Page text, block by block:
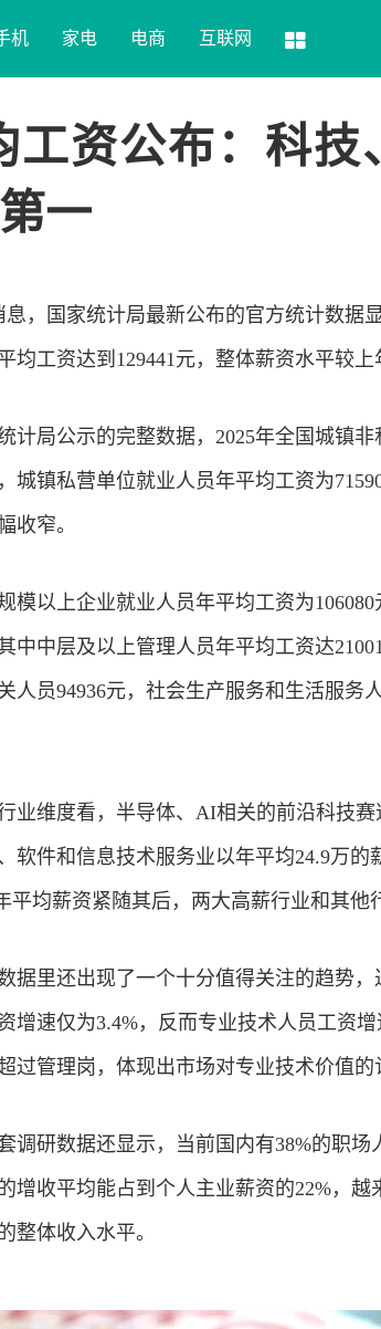
机 家电 电商 互联网
工资公布：科
一
息，国家统计局最新公布的官方统计数据
均工资达到129441元，整体薪资水平较上
计局公示的完整数据，2025年全国城镇
城镇私营单位就业人员年平均工资为
收窄。
模以上企业就业人员年平均工资为
中中层及以上管理人员年平均工资达
人员94936元，社会生产服务和生活服务
业维度看，半导体、AI相关的前沿科技赛
软件和信息技术服务业以年平均24.9万的
平均薪资紧随其后，两大高薪行业和其他
据里还出现了一个十分值得关注的趋势，
增速仅为3.4%，反而专业技术人员工资
过管理岗，体现出市场对专业技术价值的
调研数据还显示，当前国内有38%的职场
增收平均能占到个人主业薪资的22%，
整体收入水平。